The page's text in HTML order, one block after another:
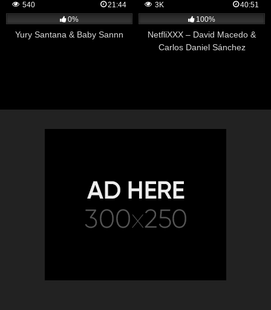
540
21:44
0%
Yury Santana & Baby Sannn
3K
40:51
100%
NetfliXXX – David Macedo &
Carlos Daniel Sánchez